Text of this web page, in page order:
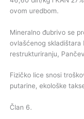
ovom uredbom.
Mineralno đubrivo se
ovlašćenog skladištara
restrukturiranju,
Fizičko lice snosi
putarine, ekološke
Član 6.